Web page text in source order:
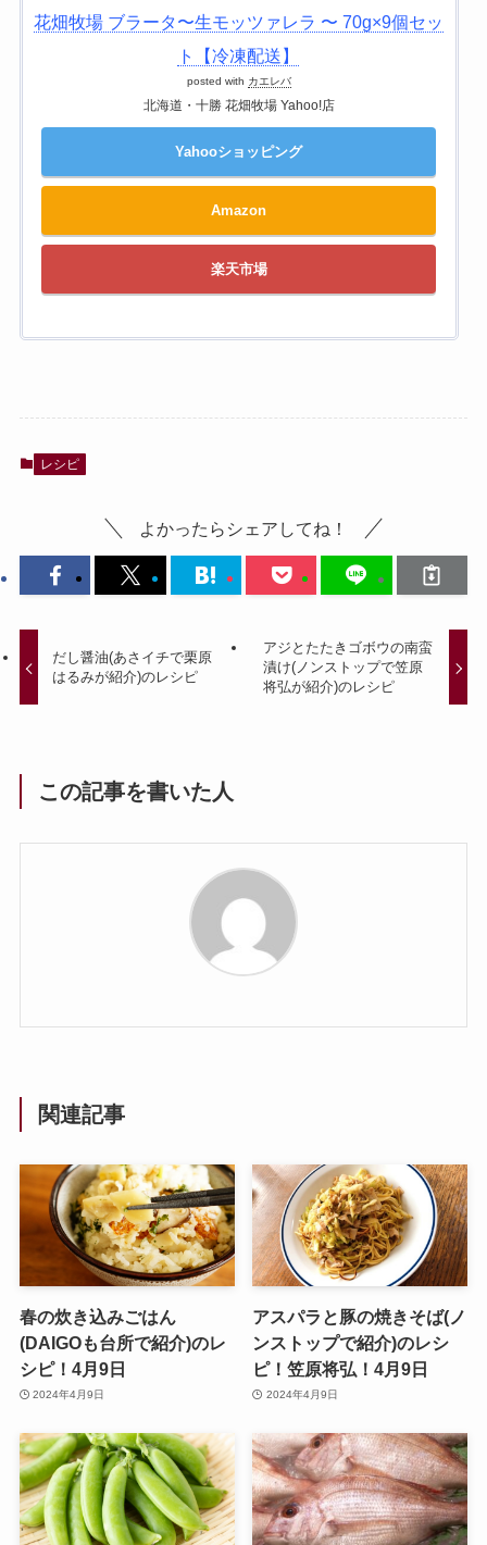
花畑牧場 ブラータ〜生モッツァレラ 〜 70g×9個セッ
ト【冷凍配送】
posted with カエレバ
北海道・十勝 花畑牧場 Yahoo!店
Yahooショッピング
Amazon
楽天市場
レシピ
よかったらシェアしてね！
だし醤油(あさイチで栗原
はるみが紹介)のレシピ
アジとたたきゴボウの南蛮
漬け(ノンストップで笠原
将弘が紹介)のレシピ
この記事を書いた人
関連記事
春の炊き込みごはん
(DAIGOも台所で紹介)のレ
シピ！4月9日
2024年4月9日
アスパラと豚の焼きそば(ノ
ンストップで紹介)のレシ
ピ！笠原将弘！4月9日
2024年4月9日